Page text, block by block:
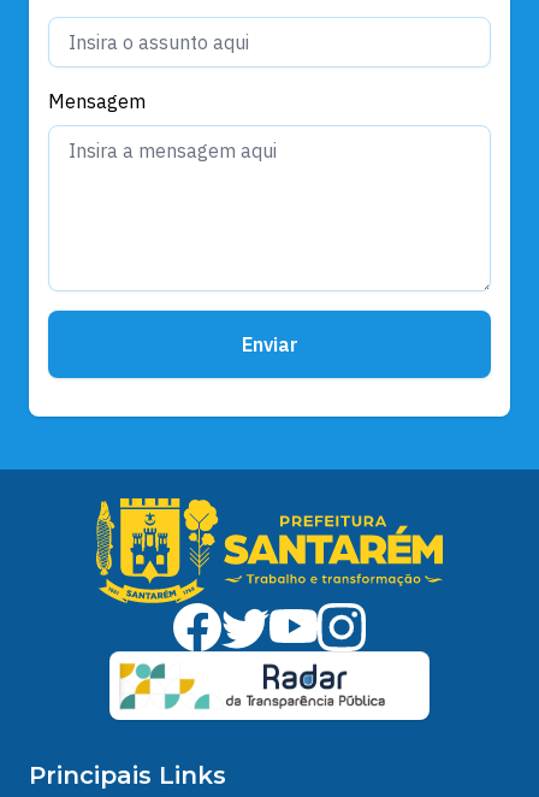
Mensagem
Enviar
Principais Links